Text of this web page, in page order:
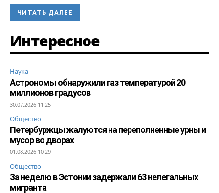
ЧИТАТЬ ДАЛЕЕ
Интересное
Наука
Астрономы обнаружили газ температурой 20
миллионов градусов
30.07.2026 11:25
Общество
Петербуржцы жалуются на переполненные урны и
мусор во дворах
01.08.2026 10:29
Общество
За неделю в Эстонии задержали 63 нелегальных
мигранта